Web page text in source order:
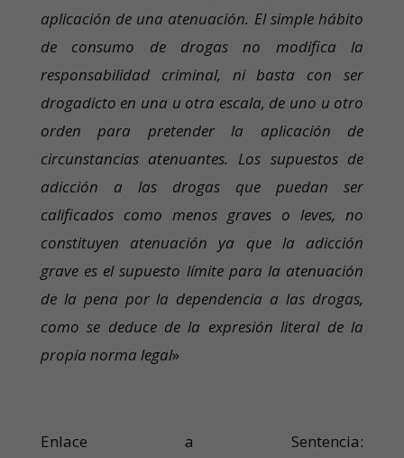
aplicación de una atenuación. El simple hábito
de consumo de drogas no modifica la
responsabilidad criminal, ni basta con ser
drogadicto en una u otra escala, de uno u otro
orden para pretender la aplicación de
circunstancias atenuantes. Los supuestos de
adicción a las drogas que puedan ser
calificados como menos graves o leves, no
constituyen atenuación ya que la adicción
grave es el supuesto límite para la atenuación
de la pena por la dependencia a las drogas,
como se deduce de la expresión literal de la
propia norma legal»
Enlace a Sentencia: